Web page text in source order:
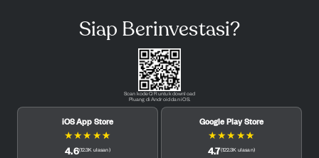
Siap Berinvestasi?
Scan kode QR untuk download
Pluang di Android dan iOS.
iOS App Store
★★★ ★★
4.6(12.3K ulasan)
Google Play Store
★★★ ★★
4.7(122.3K ulasan)